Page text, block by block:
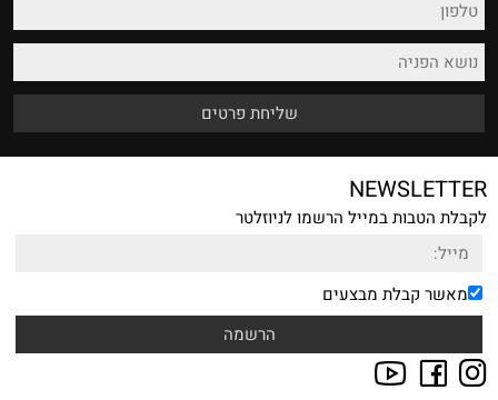
NEWSLETTER
לקבלת הטבות במייל הרשמו לניוזלטר
מאשר קבלת מבצעים